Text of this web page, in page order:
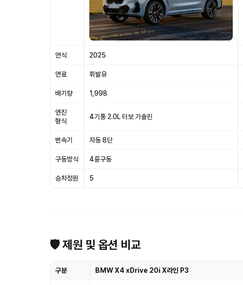
연식 2025
연료 휘발유
배기량 1,998
엔진
형식
4기통 2.0L 터보 가솔린
변속기 자동 8단
구동방식 4륜구동
승차정원 5
🛡 제원 및 옵션 비교
구분 BMW X4 xDrive 20i X라인 P3